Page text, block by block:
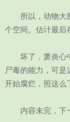
所以，动物大乱
个空间。估计最后
坏了，萧炎心中
尸毒的能力，可是
开始腐烂，照这么
内容未完，下